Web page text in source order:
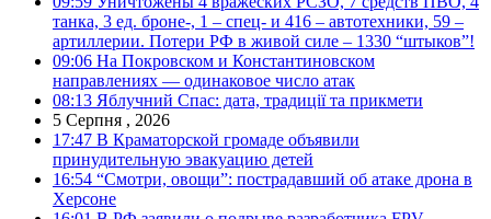
танка, 3 ед. броне-, 1 – спец- и 416 – автотехники, 59 –
артиллерии. Потери РФ в живой силе – 1330 “штыков”!
09:06 На Покровском и Константиновском
направлениях — одинаковое число атак
08:13 Яблучний Спас: дата, традиції та прикмети
5 Серпня , 2026
17:47 В Краматорской громаде объявили
принудительную эвакуацию детей
16:54 “Смотри, овощи”: пострадавший об атаке дрона в
Херсоне